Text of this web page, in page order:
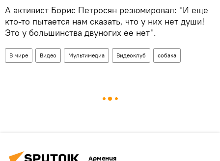
А активист Борис Петросян резюмировал: "И еще
кто-то пытается нам сказать, что у них нет души!
Это у большинства двуногих ее нет".
В мире Видео Мультимедиа Видеоклуб собака
Армения